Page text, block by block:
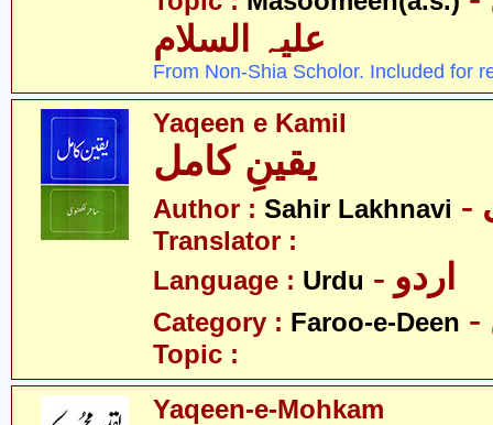
علیہ السلام
From Non-Shia Scholor. Included for
Yaqeen e Kamil
یقینِ کامل
Author : Sahir Lakhnavi
Translator :
Language : Urdu - اردو
Category : Faroo-e-Deen
Topic :
Yaqeen-e-Mohkam